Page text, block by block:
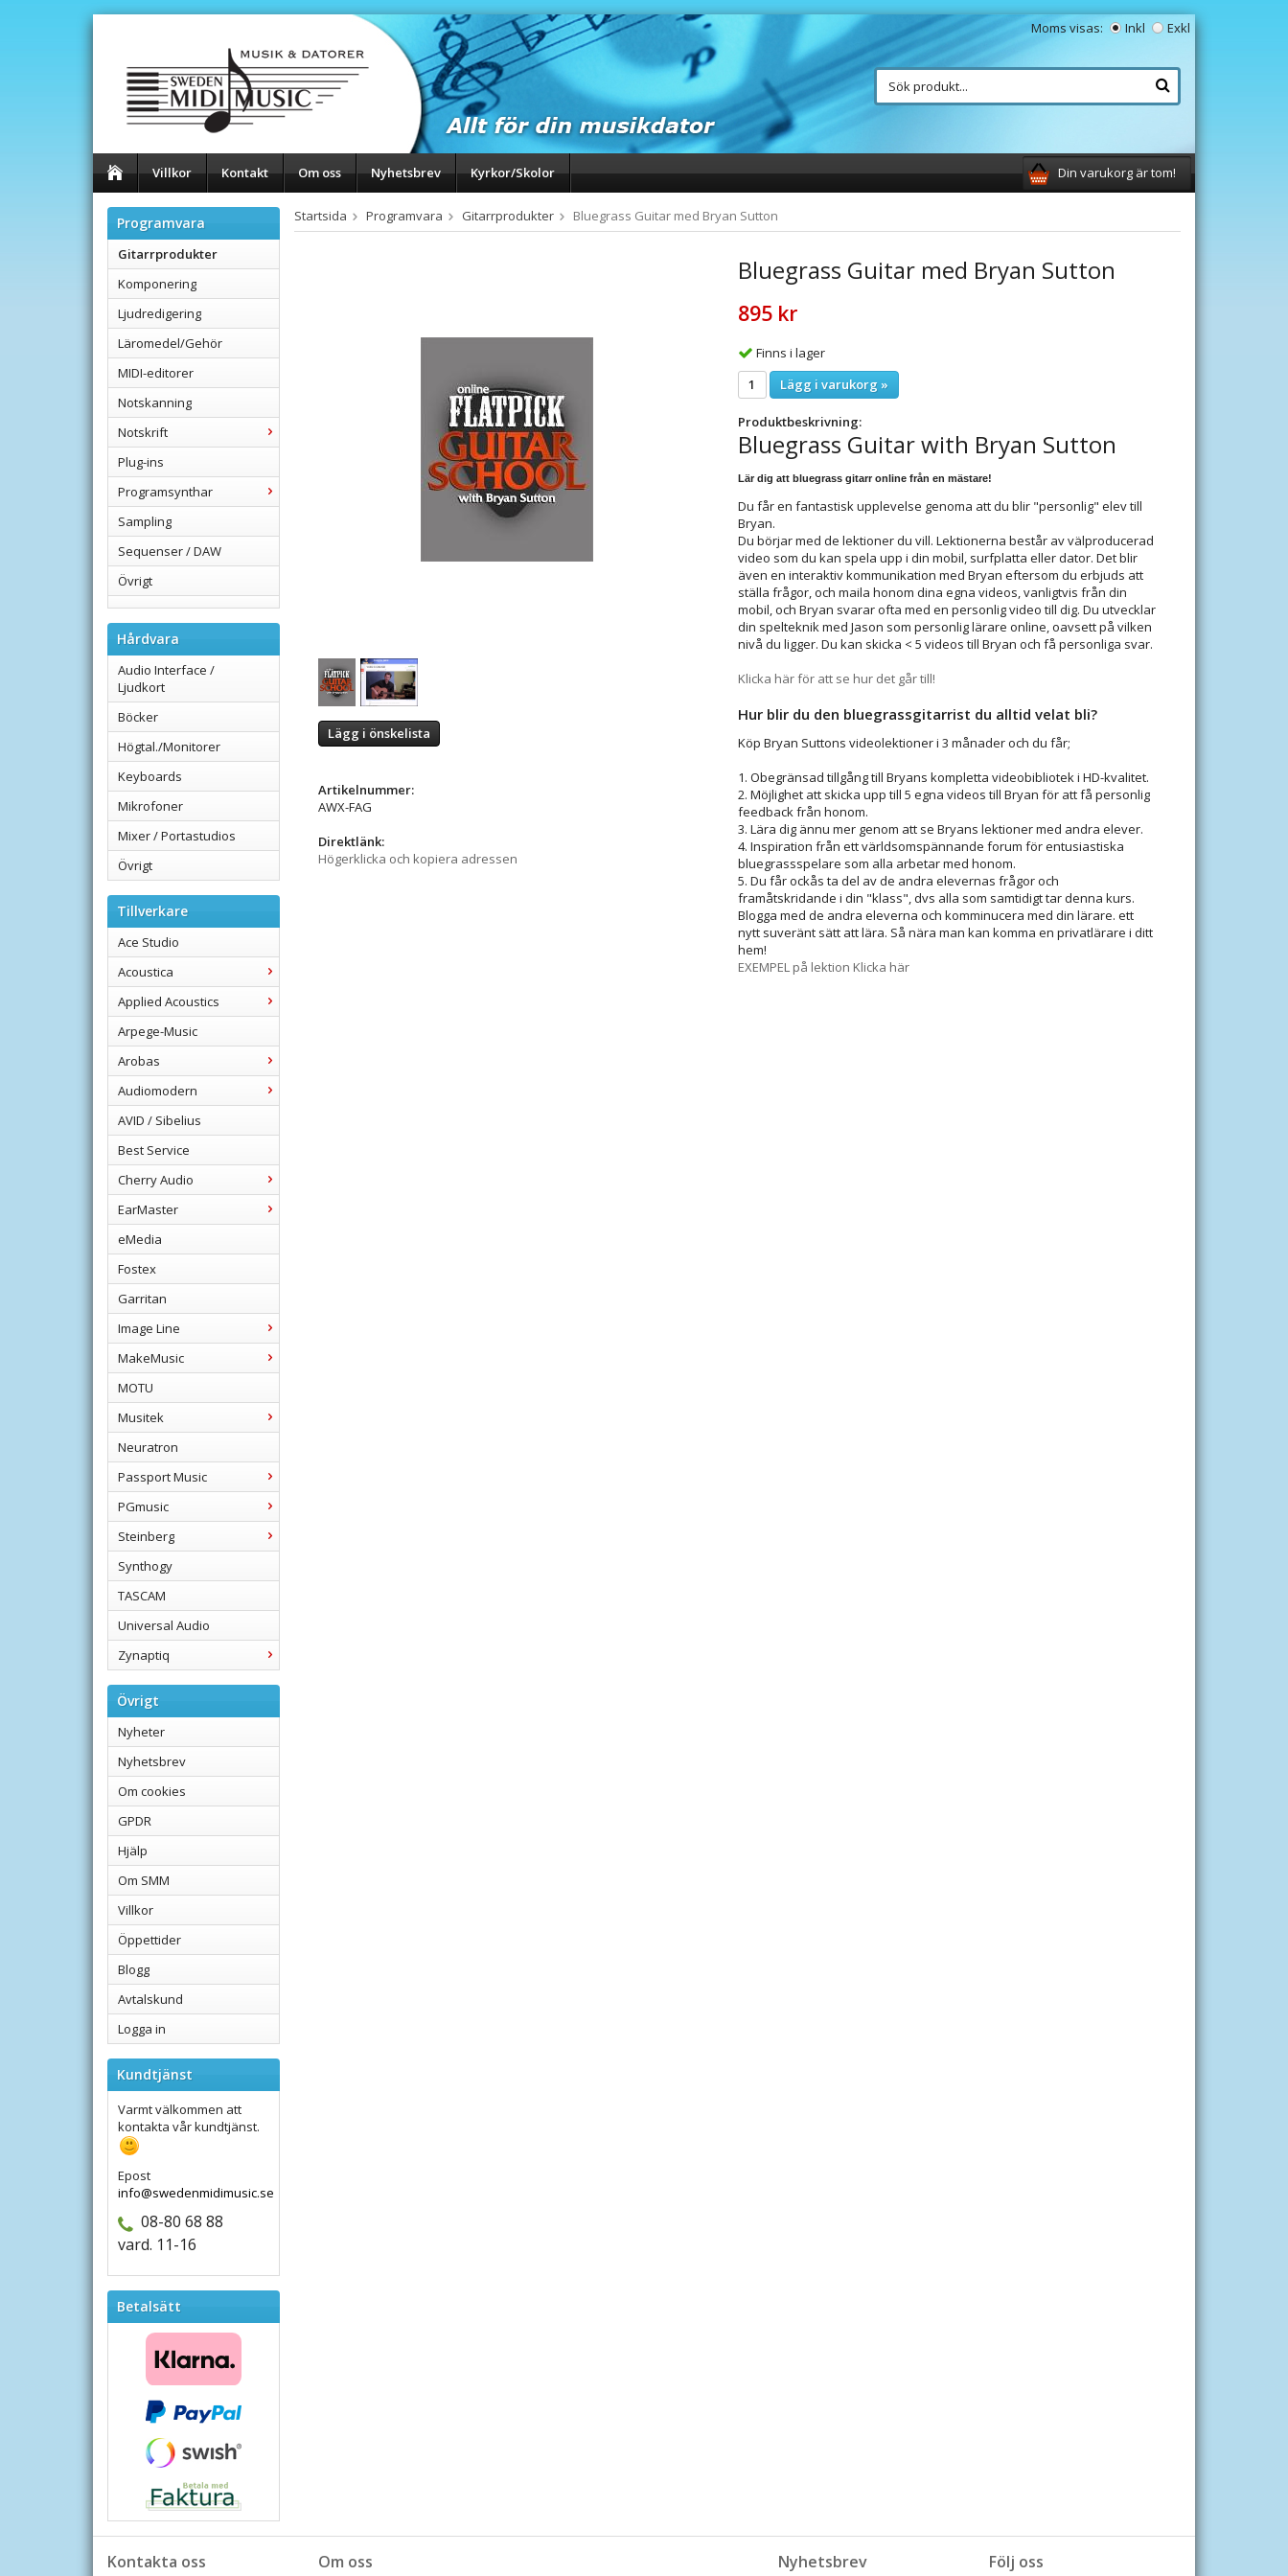
Moms visas: Inkl Exkl
Villkor Kontakt Om oss Nyhetsbrev Kyrkor/Skolor Din varukorg är tom!
Programvara
Gitarrprodukter
Komponering
Ljudredigering
Läromedel/Gehör
MIDI-editorer
Notskanning
Notskrift
Plug-ins
Programsynthar
Sampling
Sequenser / DAW
Övrigt
Hårdvara
Audio Interface /
Ljudkort
Böcker
Högtal./Monitorer
Keyboards
Mikrofoner
Mixer / Portastudios
Övrigt
Tillverkare
Ace Studio
Acoustica
Applied Acoustics
Arpege-Music
Arobas
Audiomodern
AVID / Sibelius
Best Service
Cherry Audio
EarMaster
eMedia
Fostex
Garritan
Image Line
MakeMusic
MOTU
Musitek
Neuratron
Passport Music
PGmusic
Steinberg
Synthogy
TASCAM
Universal Audio
Zynaptiq
Övrigt
Nyheter
Nyhetsbrev
Om cookies
GPDR
Hjälp
Om SMM
Villkor
Öppettider
Blogg
Avtalskund
Logga in
Kundtjänst
Varmt välkommen att
kontakta vår kundtjänst.
Epost
info@swedenmidimusic.se
08-80 68 88
vard. 11-16
Betalsätt
Startsida Programvara Gitarrprodukter Bluegrass Guitar med Bryan Sutton
Bluegrass Guitar med Bryan Sutton
895 kr
Finns i lager
Lägg i varukorg »
Produktbeskrivning:
Bluegrass Guitar with Bryan Sutton
Lär dig att bluegrass gitarr online från en mästare!
Du får en fantastisk upplevelse genoma att du blir "personlig" elev till
Bryan.
Du börjar med de lektioner du vill. Lektionerna består av välproducerad
video som du kan spela upp i din mobil, surfplatta eller dator. Det blir
även en interaktiv kommunikation med Bryan eftersom du erbjuds att
ställa frågor, och maila honom dina egna videos, vanligtvis från din
mobil, och Bryan svarar ofta med en personlig video till dig. Du utvecklar
din spelteknik med Jason som personlig lärare online, oavsett på vilken
nivå du ligger. Du kan skicka < 5 videos till Bryan och få personliga svar.
Klicka här för att se hur det går till!
Hur blir du den bluegrassgitarrist du alltid velat bli?
Köp Bryan Suttons videolektioner i 3 månader och du får;
1. Obegränsad tillgång till Bryans kompletta videobibliotek i HD-kvalitet.
2. Möjlighet att skicka upp till 5 egna videos till Bryan för att få personlig
feedback från honom.
3. Lära dig ännu mer genom att se Bryans lektioner med andra elever.
4. Inspiration från ett världsomspännande forum för entusiastiska
bluegrassspelare som alla arbetar med honom.
5. Du får ockås ta del av de andra elevernas frågor och
framåtskridande i din "klass", dvs alla som samtidigt tar denna kurs.
Blogga med de andra eleverna och komminucera med din lärare. ett
nytt suveränt sätt att lära. Så nära man kan komma en privatlärare i ditt
hem!
EXEMPEL på lektion Klicka här
Lägg i önskelista
Artikelnummer:
AWX-FAG
Direktlänk:
Högerklicka och kopiera adressen
Kontakta oss Följ oss
Nyhetsbrev
Om oss